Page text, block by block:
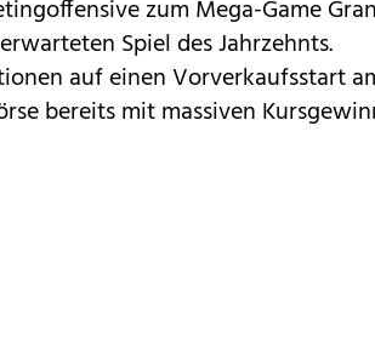
zum Mega-Game
Spiel des Jahrzehnts.
auf einen Vorverkaufsstart
bereits mit massiven